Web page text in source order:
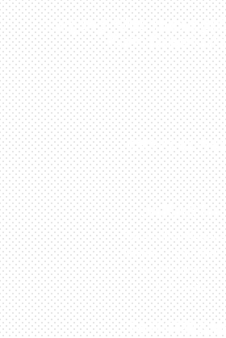
Kunjungi Atau Hubungi
Kami Di Kota
0813-1054-7548
JAKARTA
Perumahan
Taman Surya 3 Blok
No.27, Jakarta –
Indonesia